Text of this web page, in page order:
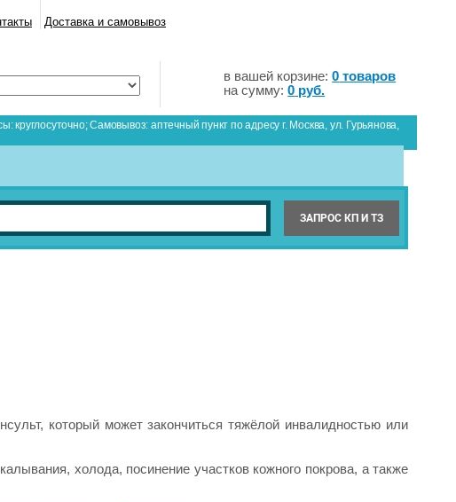
Доставка и самовывоз
круглосуточно; Самовывоз: аптечный пункт по адресу г. Москва, ул. Гурьянова,
в вашей корзине:0 товаров
на сумму:0 руб.
ЗАПРОС КП И ТЗ
который может закончиться тяжёлой инвалидностью или
холода, посинение участков кожного покрова, а также